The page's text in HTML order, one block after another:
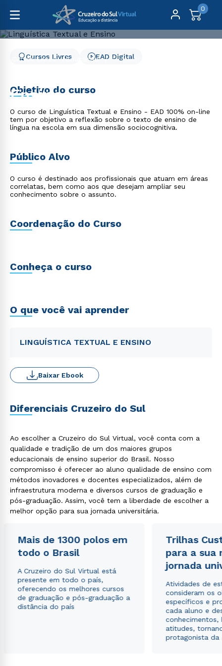
0
Cursos Livres Educação Linguística Textual e Ensino
Ensino
Cursos Livres EAD Digital
Objetivo do curso
O curso de Linguística Textual e Ensino - EAD 100% on-line
tem por objetivo a reflexão sobre o texto de ensino de
língua na escola em sua dimensão sociocognitiva.
Público Alvo
O curso é destinado aos profissionais que atuam em áreas
correlatas, bem como aos que desejam ampliar seu
conhecimento sobre o assunto.
Coordenação do Curso
Conheça o curso
O que você vai aprender
LINGUÍSTICA TEXTUAL E ENSINO
Baixar Ebook
Diferenciais Cruzeiro do Sul
Ao escolher a Cruzeiro do Sul Virtual, você conta com a
qualidade e tradição de um dos maiores grupos
educacionais de ensino superior do Brasil. Nosso
compromisso é oferecer ao aluno qualidade de ensino com
métodos inovadores e docentes especializados, além de
infraestrutura moderna e diversos cursos de graduação e
pós-graduação. Assim, você tem a liberdade de escolher a
melhor opção para sua jornada universitária.
Mais de 1300 polos em
todo o Brasil
A Cruzeiro do Sul Virtual está
presente em todo o país,
oferecendo os melhores cursos
de graduação e pós-graduação a
distância do país
Trilhas
para a sua
jornada
Atividades de
consideram os
específicos e
cada aluno e
conhecimentos,
atitudes,
protagonista da